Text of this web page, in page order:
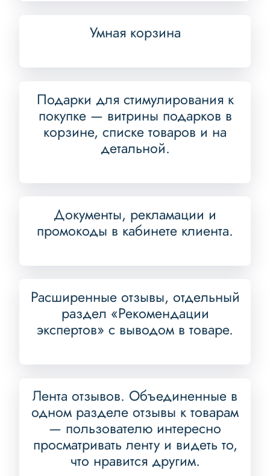
Умная корзина
Подарки для стимулирования к
покупке — витрины подарков в
корзине, списке товаров и на
детальной.
Документы, рекламации и
промокоды в кабинете клиента.
Расширенные отзывы, отдельный
раздел «Рекомендации
экспертов» с выводом в товаре.
Лента отзывов. Объединенные в
одном разделе отзывы к товарам
— пользователю интересно
просматривать ленту и видеть то,
что нравится другим.